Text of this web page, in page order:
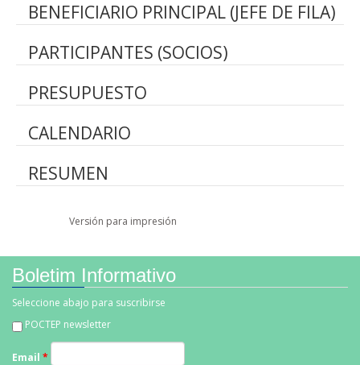
BENEFICIARIO PRINCIPAL (JEFE DE FILA)
PARTICIPANTES (SOCIOS)
PRESUPUESTO
CALENDARIO
RESUMEN
Facebook Like
Tweet Widget
Linkedin Share Button
Versión para impresión
Boletim Informativo
Seleccione abajo para suscribirse
POCTEP newsletter
Email *